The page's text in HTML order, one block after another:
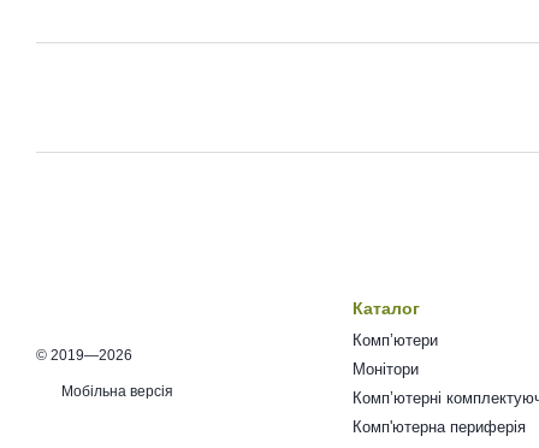
© 2019—2026
Мобільна версія
Каталог
Комп’ютери
Монітори
Комп’ютерні
Комп'ютерна периферія